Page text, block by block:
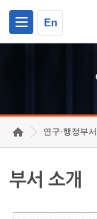
En
연구·행정부서
부서 소개